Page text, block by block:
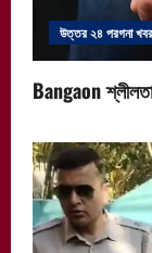
উত্তর ২৪ পরগনা খবর
Bangaon